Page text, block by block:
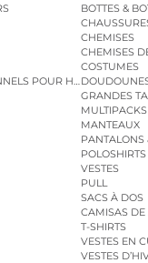
BOTTES &
CHEMISES
CHEMISES
COSTUMES
POUR HOMME
GRANDES
MANTEAUX
PANTALONS
POLOSHIRTS
VESTES
PULL
SACS À DOS
CAMISAS
T-SHIRTS
VESTES EN
VESTES